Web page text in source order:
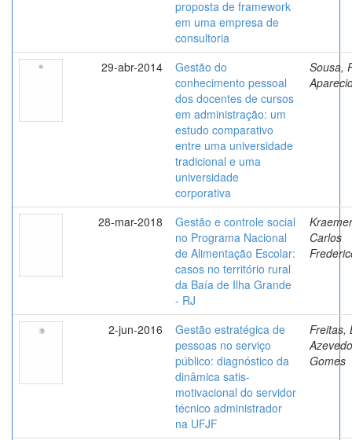
proposta de framework
em uma empresa de
consultoria
29-abr-2014
Gestão do
conhecimento pessoal
dos docentes de cursos
em administração: um
estudo comparativo
entre uma universidade
tradicional e uma
universidade
corporativa
Sousa,
28-mar-2018
Gestão e controle social
no Programa Nacional
de Alimentação Escolar:
casos no território rural
da Baía de Ilha Grande
- RJ
Carlos
2-jun-2016
Gestão estratégica de
pessoas no serviço
público: diagnóstico da
dinâmica satis-
motivacional do servidor
técnico administrador
na UFJF
Freitas,
Azevedo
Gomes